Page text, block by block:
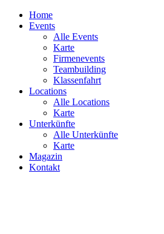
Home
Events
Alle Events
Karte
Firmenevents
Teambuilding
Klassenfahrt
Locations
Alle Locations
Karte
Unterkünfte
Alle Unterkünfte
Karte
Magazin
Kontakt